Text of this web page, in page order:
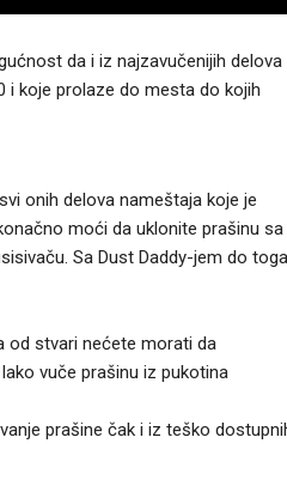
da i iz najzavučenijih delova
i koje prolaze do mesta do kojih
onih delova nameštaja koje je
moći da uklonite prašinu sa
Sa Dust Daddy-jem do toga
od stvari nećete morati da
vuče prašinu iz pukotina
prašine čak i iz teško